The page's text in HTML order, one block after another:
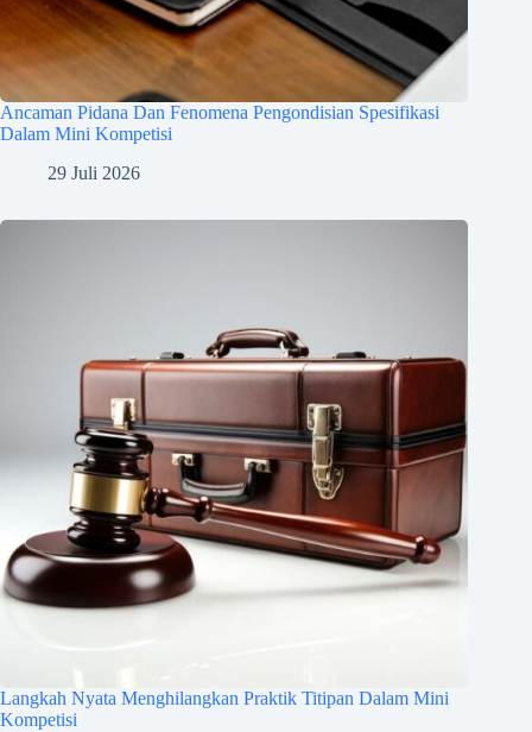
Ancaman Pidana Dan Fenomena Pengondisian Spesifikasi
Dalam Mini Kompetisi
29 Juli 2026
Langkah Nyata Menghilangkan Praktik Titipan Dalam Mini
Kompetisi